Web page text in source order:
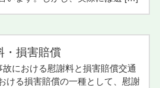
・損害賠償
故における慰謝料と損害賠償交通
ける損害賠償の一種として、慰謝